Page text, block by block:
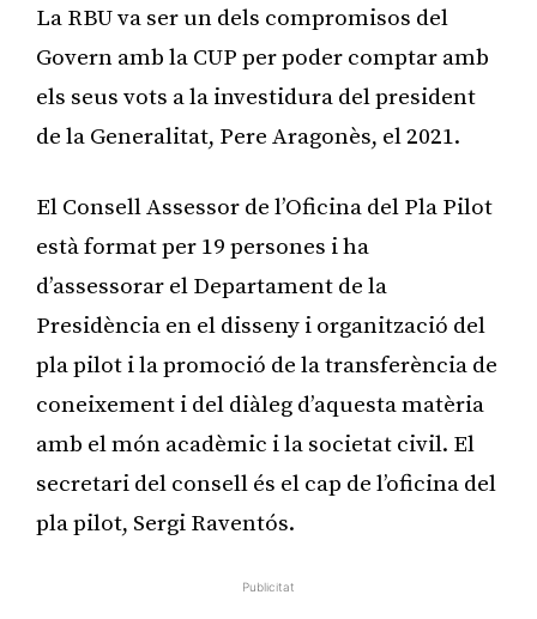
La RBU va ser un dels compromisos del
Govern amb la CUP per poder comptar amb
els seus vots a la investidura del president
de la Generalitat, Pere Aragonès, el 2021.
El Consell Assessor de l’Oficina del Pla Pilot
està format per 19 persones i ha
d’assessorar el Departament de la
Presidència en el disseny i organització del
pla pilot i la promoció de la transferència de
coneixement i del diàleg d’aquesta matèria
amb el món acadèmic i la societat civil. El
secretari del consell és el cap de l’oficina del
pla pilot, Sergi Raventós.
Publicitat